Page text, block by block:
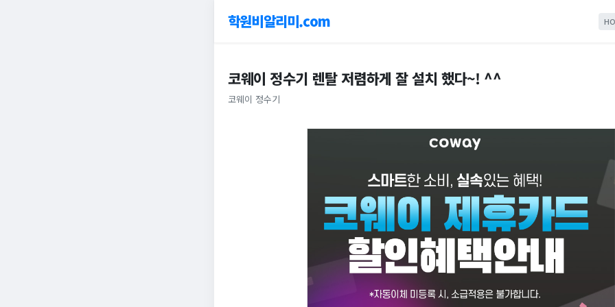
학원비알리미.com
코웨이 정수기 렌탈 저렴하게 잘 설치 했다~! ^^
코웨이 정수기